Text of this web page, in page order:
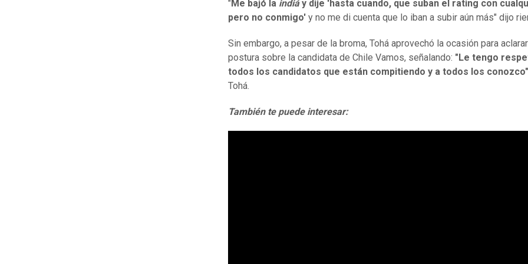
" Me bajó la indiáy dije 'hasta cuando, que suban el rating con
pero no conmigo' y no me di cuenta que lo iban a subir aún más" dijo
Sin embargo, a pesar de la broma, Tohá aprovechó la ocasión para
postura sobre la candidata de Chile Vamos, señalando: "Le tengo
todos los candidatos que están compitiendo y a todos los conozco"
Tohá.
También te puede interesar: